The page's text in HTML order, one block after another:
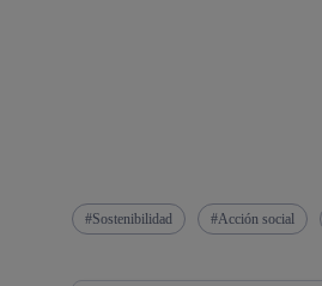
Sostenibilidad Acción social